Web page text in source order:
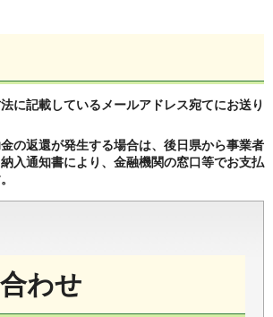
に記載しているメールアドレス宛てにお送り
の返還が発生する場合は、後日県から事業者
入通知書により、金融機関の窓口等でお支払
わせ